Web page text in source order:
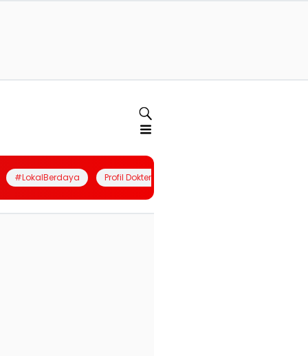
#LokalBerdaya Profil Dokter